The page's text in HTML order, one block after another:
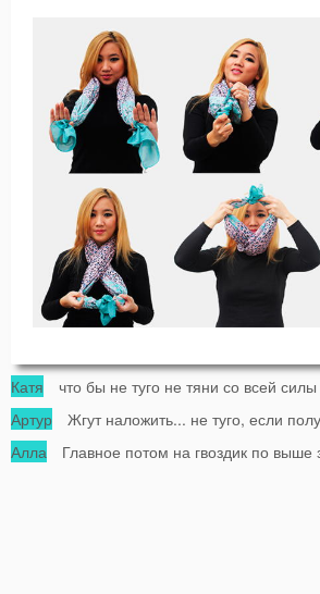
Катя что бы не туго не тяни со всей
Артур Жгут наложить... не туго, если
Алла Главное потом на гвоздик по выше